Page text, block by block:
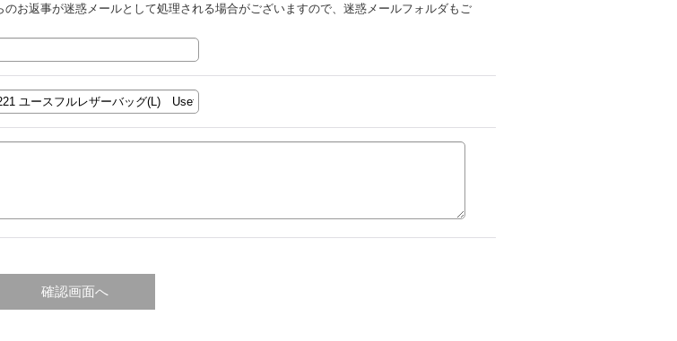
のお返事が迷惑メールとして処理される場合がございますので、迷惑メールフォルダもご